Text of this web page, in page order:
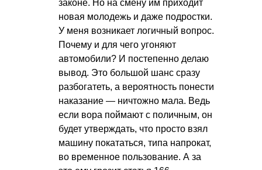
законе. Но на смену им приходит
новая молодежь и даже подростки.
У меня возникает логичный вопрос.
Почему и для чего угоняют
автомобили? И постепенно делаю
вывод. Это большой шанс сразу
разбогатеть, а вероятность понести
наказание — ничтожно мала. Ведь
если вора поймают с поличным, он
будет утверждать, что просто взял
машину покататься, типа напрокат,
во временное пользование. А за